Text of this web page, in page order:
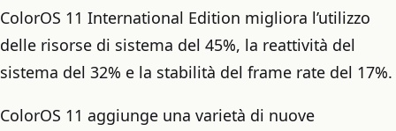
ColorOS 11 International Edition migliora l’utilizzo
delle risorse di sistema del 45%, la reattività del
sistema del 32% e la stabilità del frame rate del 17%.
ColorOS 11 aggiunge una varietà di nuove